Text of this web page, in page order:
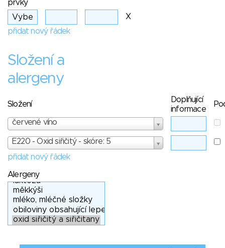
prvky
X
přidat nový řádek
Složení a
alergeny
Složení
Doplňující
informace
červené víno
E220 - Oxid siřičitý - skóre: 5
přidat nový řádek
Alergeny